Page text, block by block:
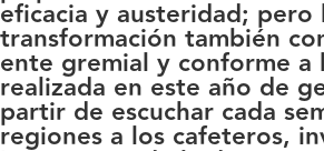
eficacia y austeridad; pero
transformación también
ente gremial y conforme a
realizada en este año de
partir de escuchar cada
regiones a los cafeteros,